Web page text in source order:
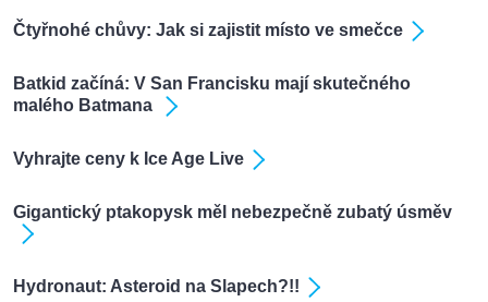
Čtyřnohé chůvy: Jak si zajistit místo ve smečce
Batkid začíná: V San Francisku mají skutečného
malého Batmana
Vyhrajte ceny k Ice Age Live
Gigantický ptakopysk měl nebezpečně zubatý úsměv
Hydronaut: Asteroid na Slapech?!!